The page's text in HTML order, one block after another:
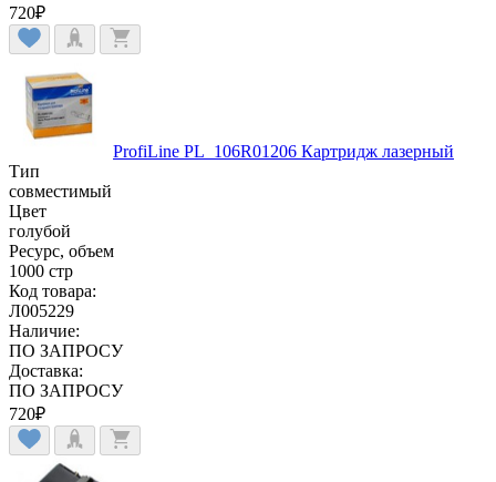
720₽
ProfiLine PL_106R01206 Картридж лазерный
Тип
совместимый
Цвет
голубой
Ресурс, объем
1000 стр
Код товара:
Л005229
Наличие:
ПО ЗАПРОСУ
Доставка:
ПО ЗАПРОСУ
720₽